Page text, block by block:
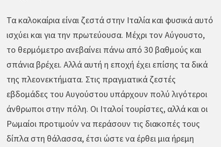
Τα καλοκαίρια είναι ζεστά στην Ιταλία και φυσικά αυτό
ισχύει και για την πρωτεύουσα. Μέχρι τον Αύγουστο,
το θερμόμετρο ανεβαίνει πάνω από 30 βαθμούς και
σπάνια βρέχει. Αλλά αυτή η εποχή έχει επίσης τα δικά
της πλεονεκτήματα. Στις πραγματικά ζεστές
εβδομάδες του Αυγούστου υπάρχουν πολύ λιγότεροι
άνθρωποι στην πόλη. Οι Ιταλοί τουρίστες, αλλά και οι
Ρωμαίοι προτιμούν να περάσουν τις διακοπές τους
δίπλα στη θάλασσα, έτσι ώστε να έρθει μια ήρεμη